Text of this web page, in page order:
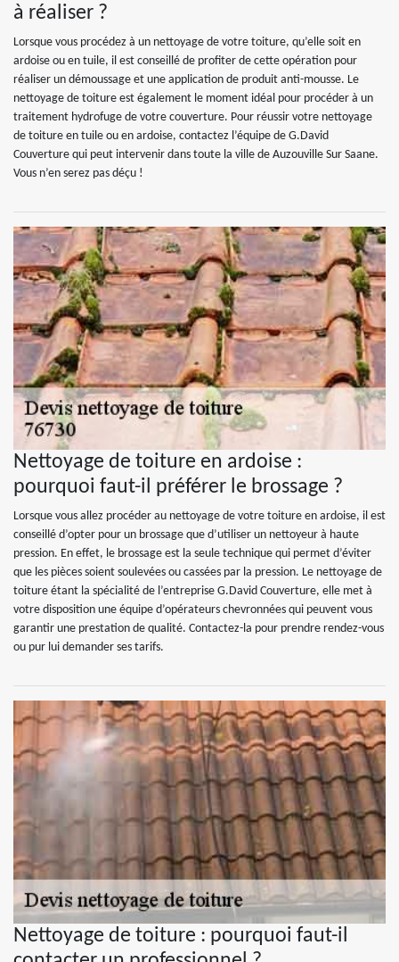
à réaliser ?
Lorsque vous procédez à un nettoyage de votre toiture, qu’elle soit en
ardoise ou en tuile, il est conseillé de profiter de cette opération pour
réaliser un démoussage et une application de produit anti-mousse. Le
nettoyage de toiture est également le moment idéal pour procéder à un
traitement hydrofuge de votre couverture. Pour réussir votre nettoyage
de toiture en tuile ou en ardoise, contactez l’équipe de G.David
Couverture qui peut intervenir dans toute la ville de Auzouville Sur Saane.
Vous n’en serez pas déçu !
Nettoyage de toiture en ardoise :
pourquoi faut-il préférer le brossage ?
Lorsque vous allez procéder au nettoyage de votre toiture en ardoise, il est
conseillé d’opter pour un brossage que d’utiliser un nettoyeur à haute
pression. En effet, le brossage est la seule technique qui permet d’éviter
que les pièces soient soulevées ou cassées par la pression. Le nettoyage de
toiture étant la spécialité de l’entreprise G.David Couverture, elle met à
votre disposition une équipe d’opérateurs chevronnées qui peuvent vous
garantir une prestation de qualité. Contactez-la pour prendre rendez-vous
ou pur lui demander ses tarifs.
Nettoyage de toiture : pourquoi faut-il